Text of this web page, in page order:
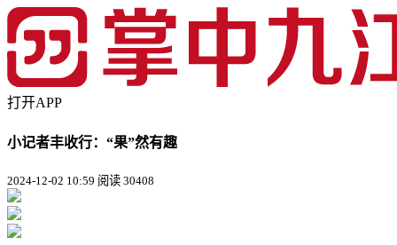
打开APP
小记者丰收行：“果”然有趣
2024-12-02 10:59 阅读 30408